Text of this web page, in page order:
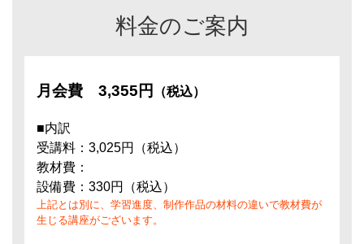
料金のご案内
月会費 3,355円 （税込）
■内訳
受講料：3,025円（税込）
教材費：
設備費：330円（税込）
上記とは別に、学習進度、制作作品の材料の違いで教材費が
生じる講座がございます。